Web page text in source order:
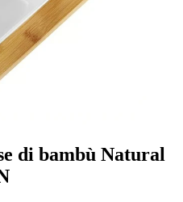
di bambù Natural